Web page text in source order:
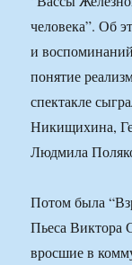
человека”. Об
и
понятие
спектакле
Никищихина,
Людмила
Потом была
Пьеса Виктора
вросшие в